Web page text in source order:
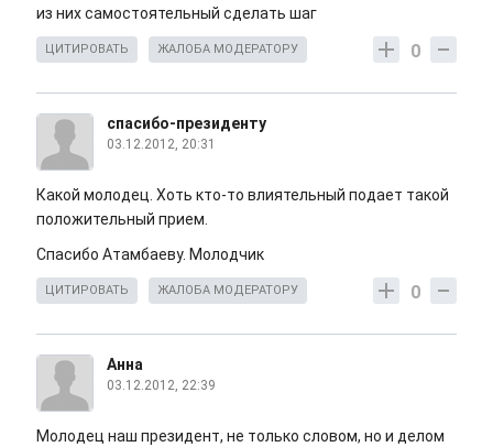
из них самостоятельный сделать шаг
0
ЦИТИРОВАТЬ ЖАЛОБА МОДЕРАТОРУ
спасибо-президенту
03.12.2012, 20:31
Какой молодец. Хоть кто-то влиятельный подает такой
положительный прием.
Спасибо Атамбаеву. Молодчик
0
ЦИТИРОВАТЬ ЖАЛОБА МОДЕРАТОРУ
Анна
03.12.2012, 22:39
Молодец наш президент, не только словом, но и делом